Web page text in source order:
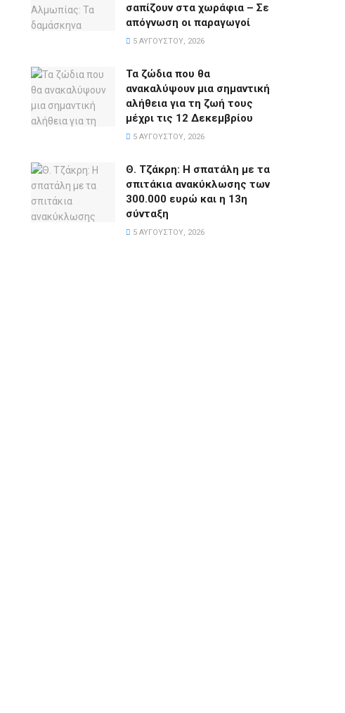
σαπίζουν στα χωράφια – Σε
απόγνωση οι παραγωγοί
5 ΑΥΓΟΎΣΤΟΥ, 2026
Τα ζώδια που θα
ανακαλύψουν μια σημαντική
αλήθεια για τη ζωή τους
μέχρι τις 12 Δεκεμβρίου
5 ΑΥΓΟΎΣΤΟΥ, 2026
Θ. Τζάκρη: Η σπατάλη με τα
σπιτάκια ανακύκλωσης των
300.000 ευρώ και η 13η
σύνταξη
5 ΑΥΓΟΎΣΤΟΥ, 2026